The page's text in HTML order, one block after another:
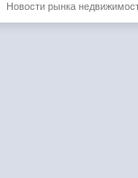
Новости рынка